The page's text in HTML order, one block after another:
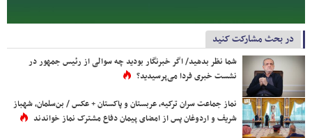
در بحث مشارکت کنید
شما نظر بدهید/ اگر خبرنگار بودید چه سوالی از رئیس جمهور در
نشست خبری فردا می‌پرسیدید؟
نماز جماعت سران ترکیه، عربستان و پاکستان + عکس / بن‌سلمان، شهباز
شریف و اردوغان پس از امضای پیمان دفاع مشترک نماز خواندند